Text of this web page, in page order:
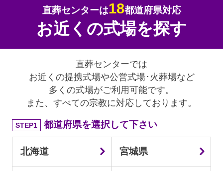
直葬センターは18都道府県対応
お近くの式場を探す
直葬センターでは
お近くの提携式場や公営式場･火葬場など
多くの式場がご利用可能です。
また、すべての宗教に対応しております。
STEP1 都道府県を選択して下さい
北海道 宮城県